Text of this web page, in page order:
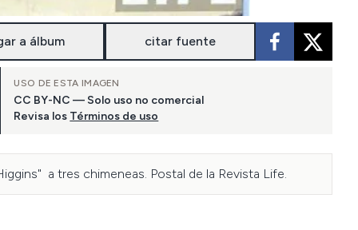
a álbum citar fuente
USO DE ESTA IMAGEN
CC BY-NC — Solo uso no comercial
Revisa los Términos de uso
a tres chimeneas. Postal de la Revista Life.